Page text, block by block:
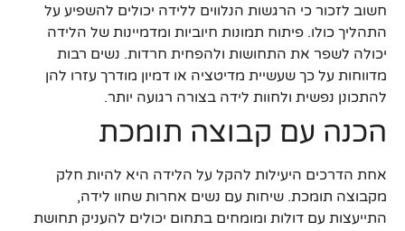
חשוב לזכור כי הרגשות הנלווים ללידה יכולים להשפיע על
התהליך כולו. פיתוח תמונות חיוביות ומדמיינות של הלידה
יכולה לשפר את התחושות ולהפחית חרדות. נשים רבות
מדווחות על כך שעשיית מדיטציה או דמיון מודרך עזרו להן
להתכונן נפשית ולחוות לידה בצורה רגועה יותר.
הכנה עם קבוצה תומכת
אחת הדרכים היעילות להקל על הלידה היא להיות חלק
מקבוצה תומכת. שיחות עם נשים אחרות שחוו לידה,
התייעצות עם דולות ומומחים בתחום יכולים להעניק תחושת